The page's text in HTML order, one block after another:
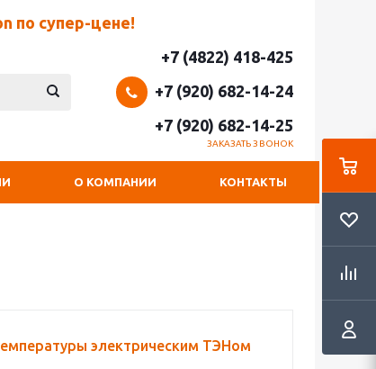
по супер-цене!
+7 (4822) 418-425
+7 (920) 682-14-24
+7 (920) 682-14-25
ЗАКАЗАТЬ ЗВОНОК
О КОМПАНИИ КОНТАКТЫ
электрическим ТЭНом